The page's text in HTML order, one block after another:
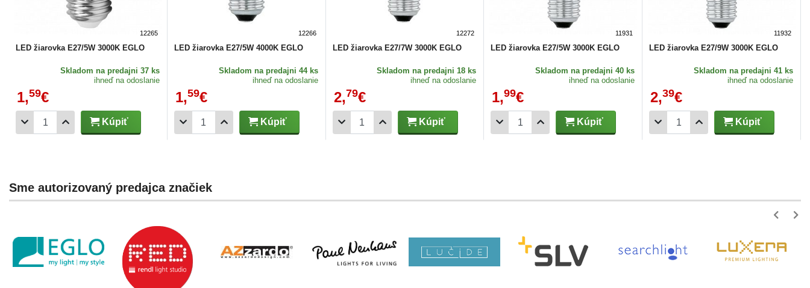
12265
LED žiarovka E27/5W 3000K EGLO
Skladom na predajni 37 ks
ihneď na odoslanie
1,59€
Kúpiť
12266
LED žiarovka E27/5W 4000K EGLO
Skladom na predajni 44 ks
ihneď na odoslanie
1,59€
Kúpiť
12272
LED žiarovka E27/7W 3000K EGLO
Skladom na predajni 18 ks
ihneď na odoslanie
2,79€
Kúpiť
11931
LED žiarovka E27/5W 3000K EGLO
Skladom na predajni 40 ks
ihneď na odoslanie
1,99€
Kúpiť
11932
LED žiarovka E27/9W 3000K EGLO
Skladom na predajni 41 ks
ihneď na odoslanie
2,39€
Kúpiť
Sme autorizovaný predajca značiek